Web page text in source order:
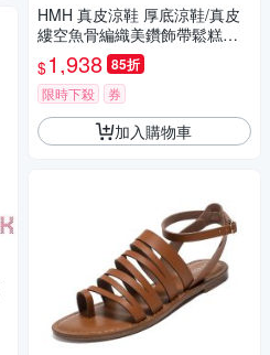
HMH 真皮涼鞋 厚底涼鞋/真皮
縷空魚骨編織美鑽飾帶鬆糕厚
底內增高美腿涼鞋 2色任選
$1,938 85折
限時下殺 券
加入購物車